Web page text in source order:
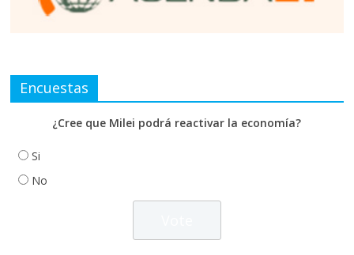
Encuestas
¿Cree que Milei podrá reactivar la economía?
Si
No